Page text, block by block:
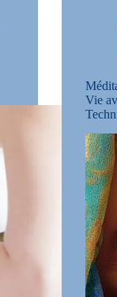
Vie